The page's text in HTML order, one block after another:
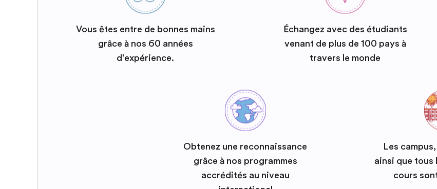
Vous êtes entre de bonnes mains
grâce à nos 60 années
d'expérience.
Échangez avec des étudiants
venant de plus de 100 pays à
travers le monde
Obtenez une reconnaissance
grâce à nos programmes
accrédités au niveau
Les
ainsi que tous
cours